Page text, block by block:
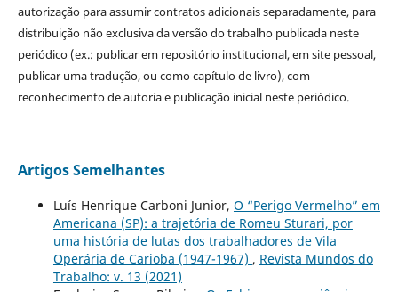
autorização para assumir contratos adicionais separadamente, para
distribuição não exclusiva da versão do trabalho publicada neste
periódico (ex.: publicar em repositório institucional, em site pessoal,
publicar uma tradução, ou como capítulo de livro), com
reconhecimento de autoria e publicação inicial neste periódico.
Artigos Semelhantes
Luís Henrique Carboni Junior, O “Perigo Vermelho” em
Americana (SP): a trajetória de Romeu Sturari, por
uma história de lutas dos trabalhadores de Vila
Operária de Carioba (1947-1967) , Revista Mundos do
Trabalho: v. 13 (2021)